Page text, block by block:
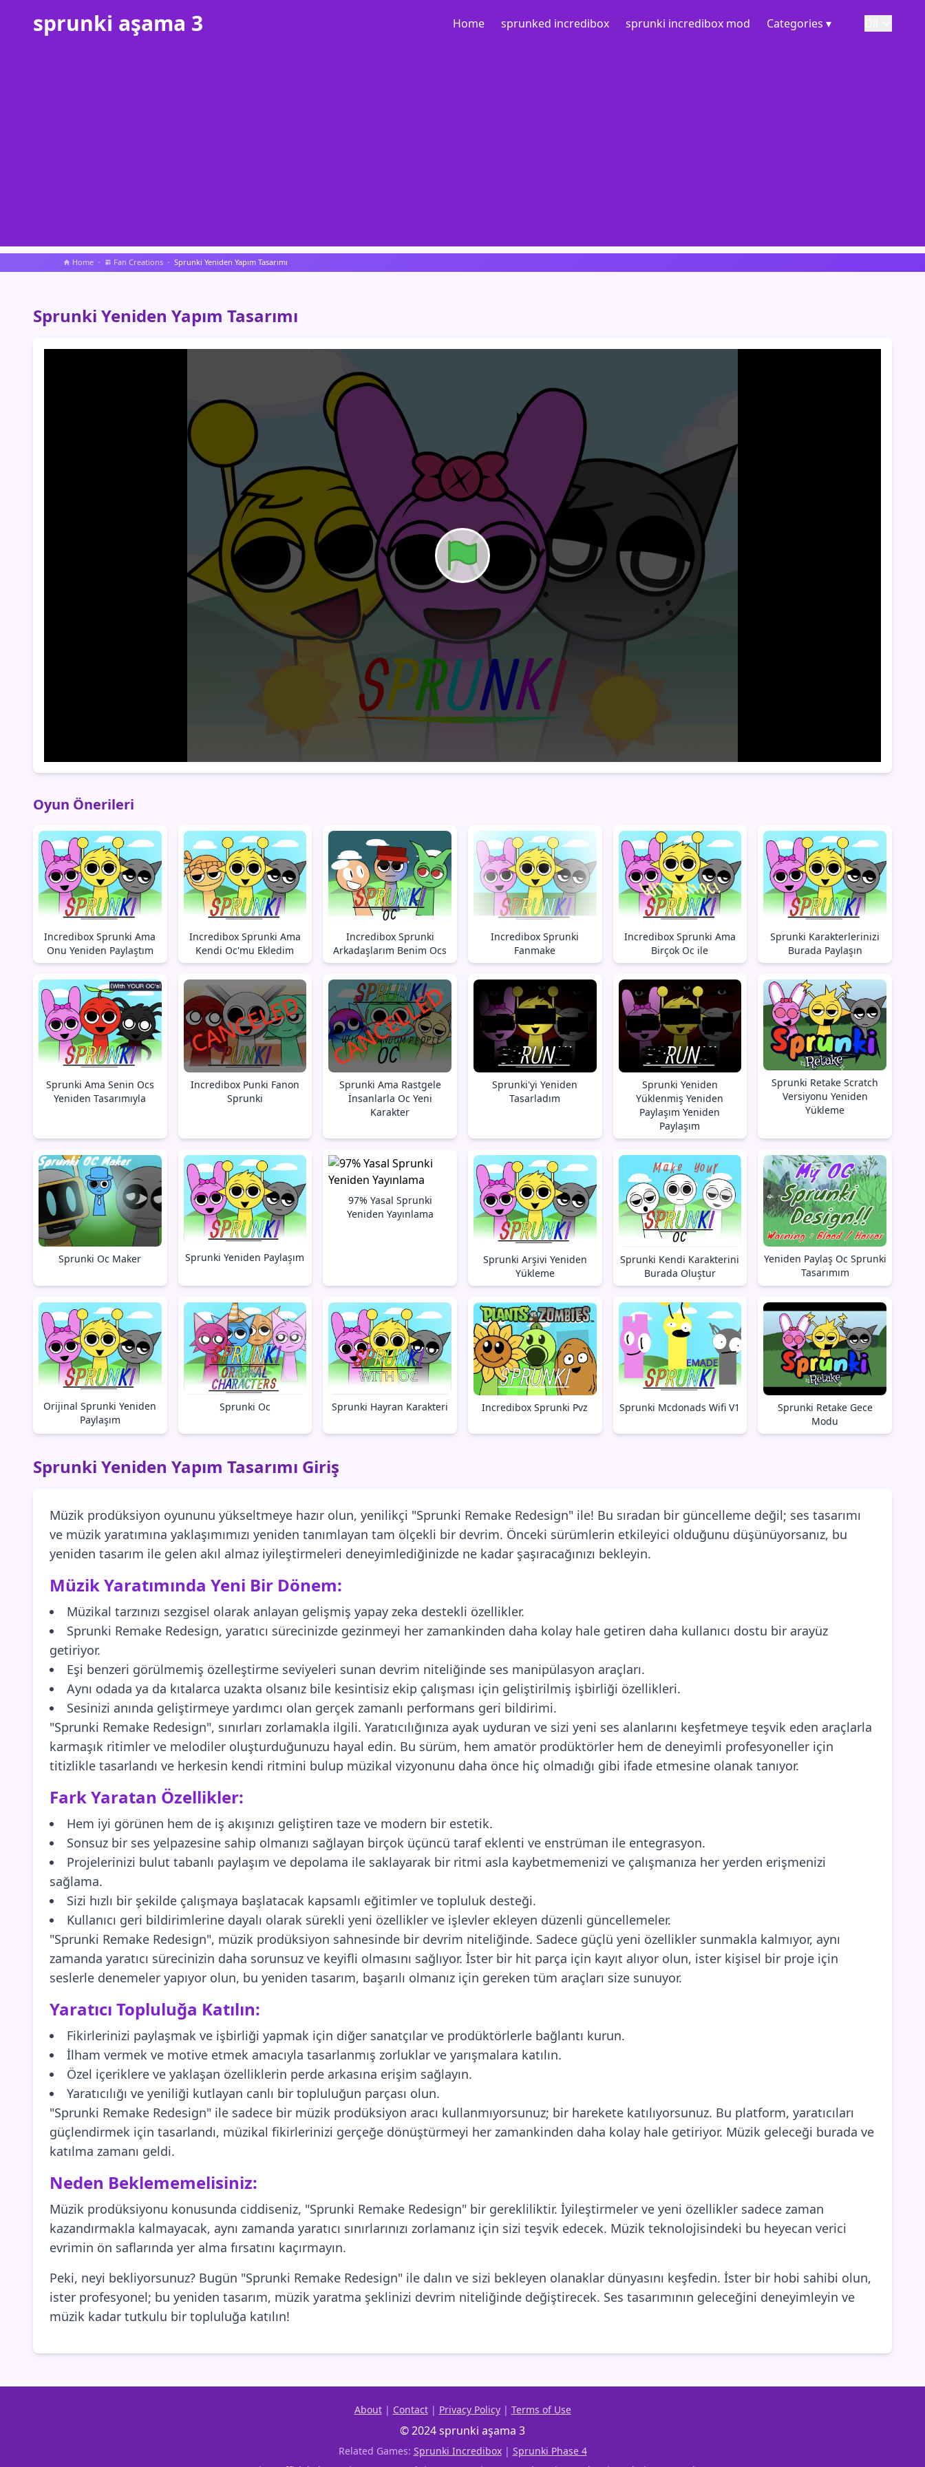
sprunki aşama 3 Home sprunked incredibox sprunki incredibox mod Categories ▾
Home Fan Creations Sprunki Yeniden Yapım Tasarımı
Sprunki Yeniden Yapım Tasarımı
Oyun Önerileri
Incredibox Sprunki Ama
Onu Yeniden Paylaştım
Incredibox Sprunki Ama
Kendi Oc'mu Ekledim
Incredibox Sprunki
Arkadaşlarım Benim Ocs
Incredibox Sprunki
Fanmake
Incredibox Sprunki Ama
Birçok Oc ile
Sprunki Karakterlerinizi
Burada Paylaşın
Sprunki Ama Senin Ocs
Yeniden Tasarımıyla
Incredibox Punki Fanon
Sprunki
Sprunki Ama Rastgele
İnsanlarla Oc Yeni
Karakter
Sprunki'yi Yeniden
Tasarladım
Sprunki Yeniden
Yüklenmiş Yeniden
Paylaşım Yeniden
Paylaşım
Sprunki Retake Scratch
Versiyonu Yeniden
Yükleme
Sprunki Oc Maker Sprunki Yeniden Paylaşım
97% Yasal Sprunki
Yeniden Yayınlama
Sprunki Arşivi Yeniden
Yükleme
Sprunki Kendi Karakterini
Burada Oluştur
Yeniden Paylaş Oc Sprunki
Tasarımım
Orijinal Sprunki Yeniden
Paylaşım
Sprunki Oc Sprunki Hayran Karakteri Incredibox Sprunki Pvz Sprunki Mcdonads Wifi V1
Sprunki Retake Gece
Modu
Sprunki Yeniden Yapım Tasarımı Giriş
Müzik prodüksiyon oyununu yükseltmeye hazır olun, yenilikçi "Sprunki Remake Redesign" ile! Bu sıradan bir güncelleme değil; ses tasarımı
ve müzik yaratımına yaklaşımımızı yeniden tanımlayan tam ölçekli bir devrim. Önceki sürümlerin etkileyici olduğunu düşünüyorsanız, bu
yeniden tasarım ile gelen akıl almaz iyileştirmeleri deneyimlediğinizde ne kadar şaşıracağınızı bekleyin.
Müzik Yaratımında Yeni Bir Dönem:
Müzikal tarzınızı sezgisel olarak anlayan gelişmiş yapay zeka destekli özellikler.
Sprunki Remake Redesign, yaratıcı sürecinizde gezinmeyi her zamankinden daha kolay hale getiren daha kullanıcı dostu bir arayüz
getiriyor.
Eşi benzeri görülmemiş özelleştirme seviyeleri sunan devrim niteliğinde ses manipülasyon araçları.
Aynı odada ya da kıtalarca uzakta olsanız bile kesintisiz ekip çalışması için geliştirilmiş işbirliği özellikleri.
Sesinizi anında geliştirmeye yardımcı olan gerçek zamanlı performans geri bildirimi.
"Sprunki Remake Redesign", sınırları zorlamakla ilgili. Yaratıcılığınıza ayak uyduran ve sizi yeni ses alanlarını keşfetmeye teşvik eden araçlarla
karmaşık ritimler ve melodiler oluşturduğunuzu hayal edin. Bu sürüm, hem amatör prodüktörler hem de deneyimli profesyoneller için
titizlikle tasarlandı ve herkesin kendi ritmini bulup müzikal vizyonunu daha önce hiç olmadığı gibi ifade etmesine olanak tanıyor.
Fark Yaratan Özellikler:
Hem iyi görünen hem de iş akışınızı geliştiren taze ve modern bir estetik.
Sonsuz bir ses yelpazesine sahip olmanızı sağlayan birçok üçüncü taraf eklenti ve enstrüman ile entegrasyon.
Projelerinizi bulut tabanlı paylaşım ve depolama ile saklayarak bir ritmi asla kaybetmemenizi ve çalışmanıza her yerden erişmenizi
sağlama.
Sizi hızlı bir şekilde çalışmaya başlatacak kapsamlı eğitimler ve topluluk desteği.
Kullanıcı geri bildirimlerine dayalı olarak sürekli yeni özellikler ve işlevler ekleyen düzenli güncellemeler.
"Sprunki Remake Redesign", müzik prodüksiyon sahnesinde bir devrim niteliğinde. Sadece güçlü yeni özellikler sunmakla kalmıyor, aynı
zamanda yaratıcı sürecinizin daha sorunsuz ve keyifli olmasını sağlıyor. İster bir hit parça için kayıt alıyor olun, ister kişisel bir proje için
seslerle denemeler yapıyor olun, bu yeniden tasarım, başarılı olmanız için gereken tüm araçları size sunuyor.
Yaratıcı Topluluğa Katılın:
Fikirlerinizi paylaşmak ve işbirliği yapmak için diğer sanatçılar ve prodüktörlerle bağlantı kurun.
İlham vermek ve motive etmek amacıyla tasarlanmış zorluklar ve yarışmalara katılın.
Özel içeriklere ve yaklaşan özelliklerin perde arkasına erişim sağlayın.
Yaratıcılığı ve yeniliği kutlayan canlı bir topluluğun parçası olun.
"Sprunki Remake Redesign" ile sadece bir müzik prodüksiyon aracı kullanmıyorsunuz; bir harekete katılıyorsunuz. Bu platform, yaratıcıları
güçlendirmek için tasarlandı, müzikal fikirlerinizi gerçeğe dönüştürmeyi her zamankinden daha kolay hale getiriyor. Müzik geleceği burada ve
katılma zamanı geldi.
Neden Beklememelisiniz:
Müzik prodüksiyonu konusunda ciddiseniz, "Sprunki Remake Redesign" bir gerekliliktir. İyileştirmeler ve yeni özellikler sadece zaman
kazandırmakla kalmayacak, aynı zamanda yaratıcı sınırlarınızı zorlamanız için sizi teşvik edecek. Müzik teknolojisindeki bu heyecan verici
evrimin ön saflarında yer alma fırsatını kaçırmayın.
Peki, neyi bekliyorsunuz? Bugün "Sprunki Remake Redesign" ile dalın ve sizi bekleyen olanaklar dünyasını keşfedin. İster bir hobi sahibi olun,
ister profesyonel; bu yeniden tasarım, müzik yaratma şeklinizi devrim niteliğinde değiştirecek. Ses tasarımının geleceğini deneyimleyin ve
müzik kadar tutkulu bir topluluğa katılın!
About| Contact| Privacy Policy| Terms of Use
© 2024 sprunki aşama 3
Related Games: Sprunki Incredibox| Sprunki Phase 4